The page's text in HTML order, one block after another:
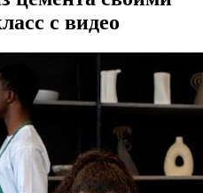
с видео